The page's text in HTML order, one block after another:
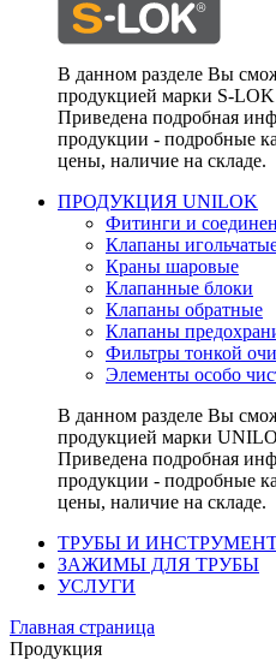
В данном разделе Вы
продукцией марки S-
Приведена подробная
продукции - подробные
цены, наличие на складе.
ПРОДУКЦИЯ UNILOK
Фитинги и
Клапаны
Краны шаровые
Клапанные блоки
Клапаны обратные
Клапаны
Фильтры тонкой
Элементы особо
В данном разделе Вы
продукцией марки
Приведена подробная
продукции - подробные
цены, наличие на складе.
ТРУБЫ И
ЗАЖИМЫ ДЛЯ ТРУБЫ
УСЛУГИ
Главная страница
Продукция